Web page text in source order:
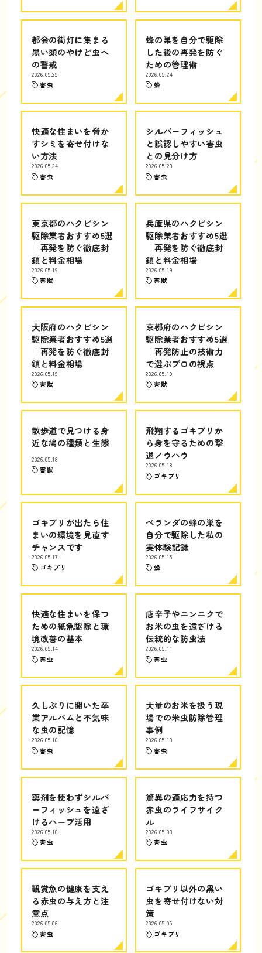
都会の街灯に集まる
黒い頭のやけど虫へ
の警戒
2026.05.25
害虫
蜂の巣を自分で駆除
した後の再発を防ぐ
ための管理術
2026.05.24
蜂
快適な住まいを脅か
すシミを寄せ付けな
い方法
2026.05.24
害虫
シルバーフィッシュ
と誤認しやすい害虫
との見分け方
2026.05.23
害虫
東京都のハクビシン
駆除業者おすすめ5選
｜再発を防ぐ徹底封
鎖と料金相場
2026.05.19
害獣
兵庫県のハクビシン
駆除業者おすすめ5選
｜再発を防ぐ徹底封
鎖と料金相場
2026.05.19
害獣
大阪府のハクビシン
駆除業者おすすめ5選
｜再発を防ぐ徹底封
鎖と料金相場
2026.05.19
害獣
京都府のハクビシン
駆除業者おすすめ5選
｜再発防止の技術力
で選ぶプロの視点
2026.05.19
害獣
散歩道で見つける身
近な鳩の種類と生態
2026.05.18
害獣
飛翔するゴキブリか
ら身を守るための撃
退ノウハウ
2026.05.18
ゴキブリ
ゴキブリが出たら住
まいの環境を見直す
チャンスです
2026.05.17
ゴキブリ
ベランダの蜂の巣を
自分で駆除した私の
実体験記録
2026.05.15
蜂
快適な住まいを保つ
ための紙魚駆除と環
境改善の基本
2026.05.14
害虫
唐辛子やニンニクで
お米の虫を遠ざける
伝統的な防虫法
2026.05.11
害虫
久しぶりに開いた卒
業アルバムと不気味
な虫の記憶
2026.05.10
害虫
大量のお米を扱う現
場での米虫防除管理
事例
2026.05.10
害虫
薬剤を使わずシルバ
ーフィッシュを遠ざ
けるハーブ活用
2026.05.10
害虫
驚異の適応力を持つ
赤虫のライフサイク
ル
2026.05.08
害虫
観賞魚の健康を支え
る赤虫の与え方と注
意点
2026.05.06
害虫
ゴキブリ以外の黒い
虫を寄せ付けない対
策
2026.05.05
ゴキブリ